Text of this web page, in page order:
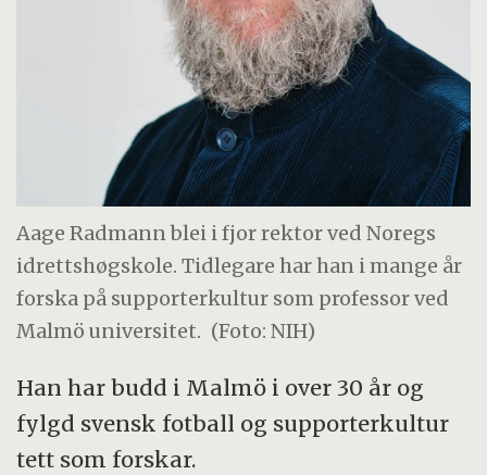
Aage Radmann blei i fjor rektor ved Noregs
idrettshøgskole. Tidlegare har han i mange år
forska på supporterkultur som professor ved
Malmö universitet. (Foto: NIH)
Han har budd i Malmö i over 30 år og
fylgd svensk fotball og supporterkultur
tett som forskar.